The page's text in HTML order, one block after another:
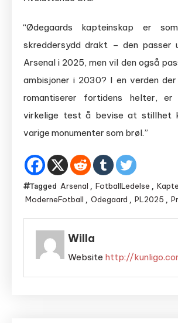
“Ødegaards kapteinskap er
skreddersydd drakt – den passer
Arsenal i 2025, men vil den også
ambisjoner i 2030? I en verden
romantiserer fortidens helter, er
virkelige test å bevise at stillhet
varige monumenter som brøl.”
Tagged Arsenal , FotballLedelse ,
ModerneFotball , Odegaard , PL2025 ,
Willa
Website http://